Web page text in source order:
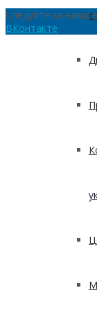
Следуйте за нами
ВКонтакте